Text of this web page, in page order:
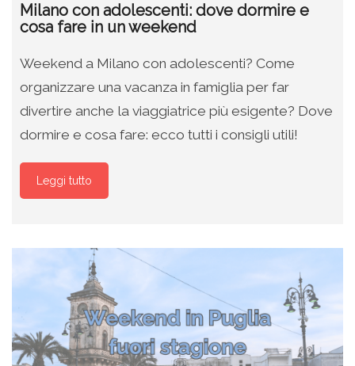
Milano con adolescenti: dove dormire e
cosa fare in un weekend
Weekend a Milano con adolescenti? Come
organizzare una vacanza in famiglia per far
divertire anche la viaggiatrice più esigente? Dove
dormire e cosa fare: ecco tutti i consigli utili!
Leggi tutto